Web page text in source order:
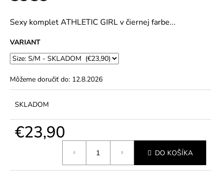
hviezdičiek.
Sexy komplet ATHLETIC GIRL v čiernej farbe...
VARIANT
Môžeme doručiť do: 12.8.2026
SKLADOM
€23,90
DO KOŠÍKA
m